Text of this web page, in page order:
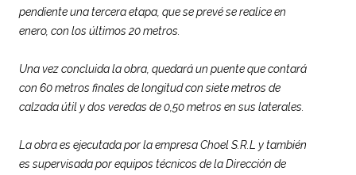
pendiente una tercera etapa, que se prevé se realice en
enero, con los últimos 20 metros.
Una vez concluida la obra, quedará un puente que contará
con 60 metros finales de longitud con siete metros de
calzada útil y dos veredas de 0,50 metros en sus laterales.
La obra es ejecutada por la empresa Choel S.R.L y también
es supervisada por equipos técnicos de la Dirección de